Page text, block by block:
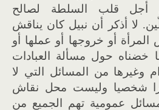
أجل قلب السلطة لصالح
لا أذكر أن نبيل كان يناقش
أو خروجها أو عملها أو
خضناه حول مسألة العبادات
وغيرها من المسائل التي لا
شخصيا وليست محل نقاش
عمومية تهم الجميع من